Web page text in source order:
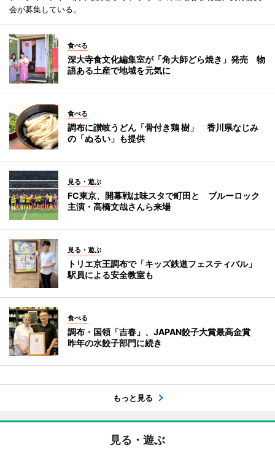
会が募集している。
食べる
深大寺食文化編集室が「角大師どら焼き」発売 物
語ある土産で地域を元気に
食べる
調布に讃岐うどん「骨付き鶏 樹」 香川県なじみ
の「ぬるい」も提供
見る・遊ぶ
FC東京、開幕戦は味スタで町田と ブルーロック
主演・高橋文哉さんら来場
見る・遊ぶ
トリエ京王調布で「キッズ鉄道フェスティバル」
駅員による安全教室も
食べる
調布・国領「吉春」、JAPAN餃子大賞最高金賞
昨年の水餃子部門に続き
もっと見る
見る・遊ぶ